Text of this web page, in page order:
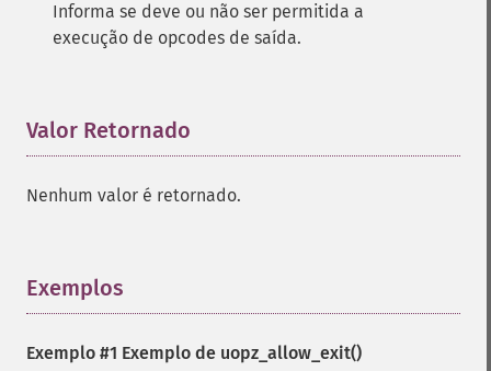
Informa se deve ou não ser permitida a
execução de opcodes de saída.
Valor Retornado
Nenhum valor é retornado.
Exemplos
Exemplo #1 Exemplo de uopz_allow_exit()